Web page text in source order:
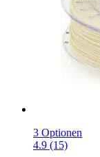
3 Optionen
4.9 (15)